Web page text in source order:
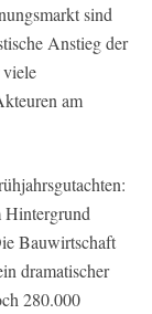
sind
Anstieg der
viele
am
Hintergrund
Bauwirtschaft
dramatischer
280.000